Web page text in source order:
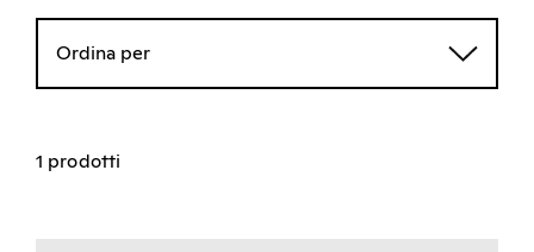
Ordina per
1 prodotti